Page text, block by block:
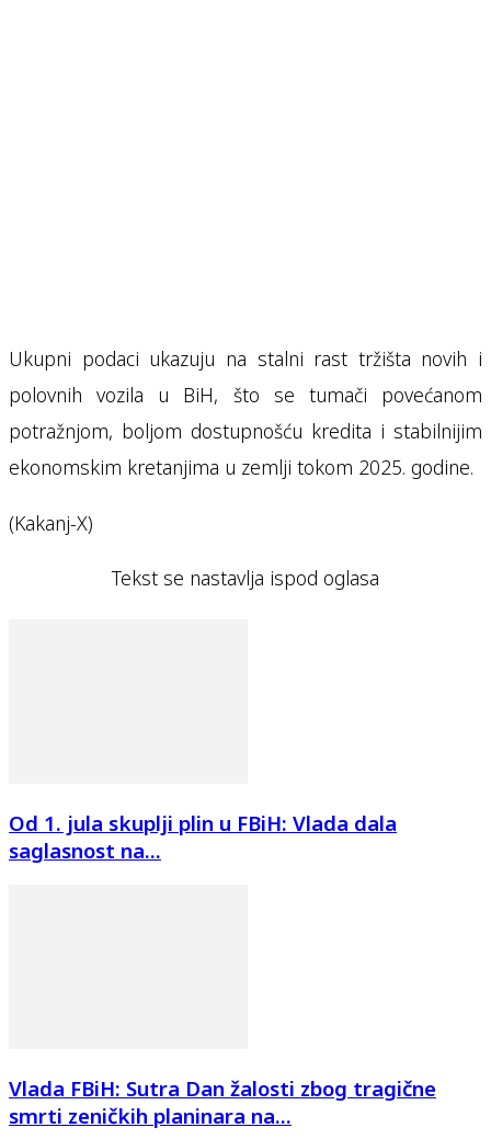
Ukupni podaci ukazuju na stalni rast tržišta novih i
polovnih vozila u BiH, što se tumači povećanom
potražnjom, boljom dostupnošću kredita i stabilnijim
ekonomskim kretanjima u zemlji tokom 2025. godine.
(Kakanj-X)
Tekst se nastavlja ispod oglasa
Od 1. jula skuplji plin u FBiH: Vlada dala
saglasnost na...
Vlada FBiH: Sutra Dan žalosti zbog tragične
smrti zeničkih planinara na...